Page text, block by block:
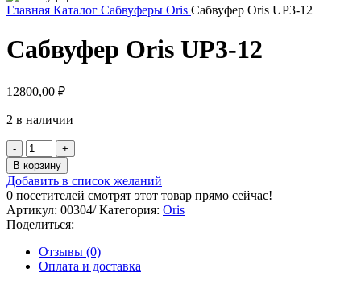
Главная Каталог Сабвуферы Oris Сабвуфер Oris UP3-12
Сабвуфер Oris UP3-12
12800,00 ₽
2 в наличии
В корзину
Добавить в список желаний
0 посетителей смотрят этот товар прямо сейчас!
Артикул: 00304/Категория: Oris
Поделиться:
Отзывы (0)
Оплата и доставка